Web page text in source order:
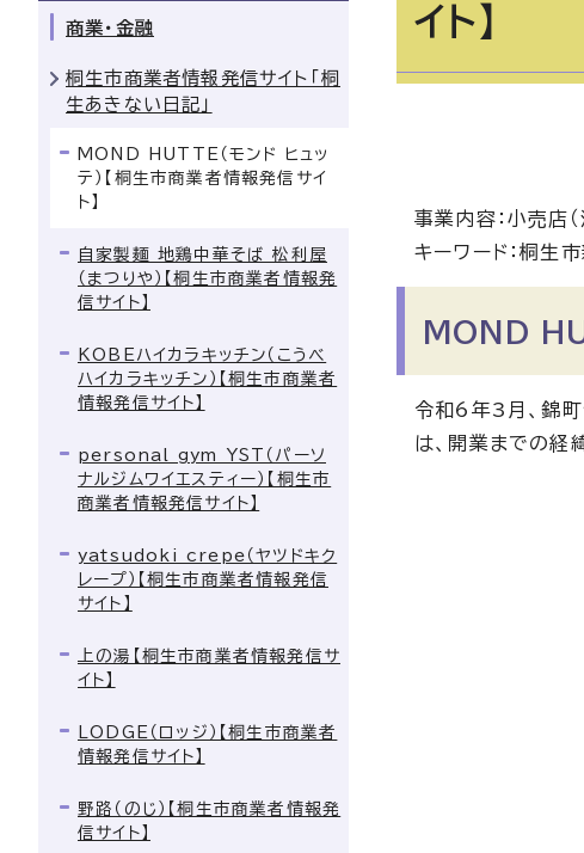
イト】
事業内容：小売店（
キーワード：桐生
MOND
令和6年3月、錦町
は、開業までの経
商業・金融
桐生市商業者情報発信サイト「桐
生あきない日記」
MOND HUTTE（モンド ヒュッ
テ）【桐生市商業者情報発信サイ
ト】
自家製麺 地鶏中華そば 松利屋
（まつりや）【桐生市商業者情報発
信サイト】
KOBEハイカラキッチン（こうべ
ハイカラキッチン）【桐生市商業者
情報発信サイト】
personal gym YST（パーソ
ナルジムワイエスティー）【桐生市
商業者情報発信サイト】
yatsudoki crepe（ヤツドキク
レープ）【桐生市商業者情報発信
サイト】
上の湯【桐生市商業者情報発信サ
イト】
LODGE（ロッジ）【桐生市商業者
情報発信サイト】
野路（のじ）【桐生市商業者情報発
信サイト】